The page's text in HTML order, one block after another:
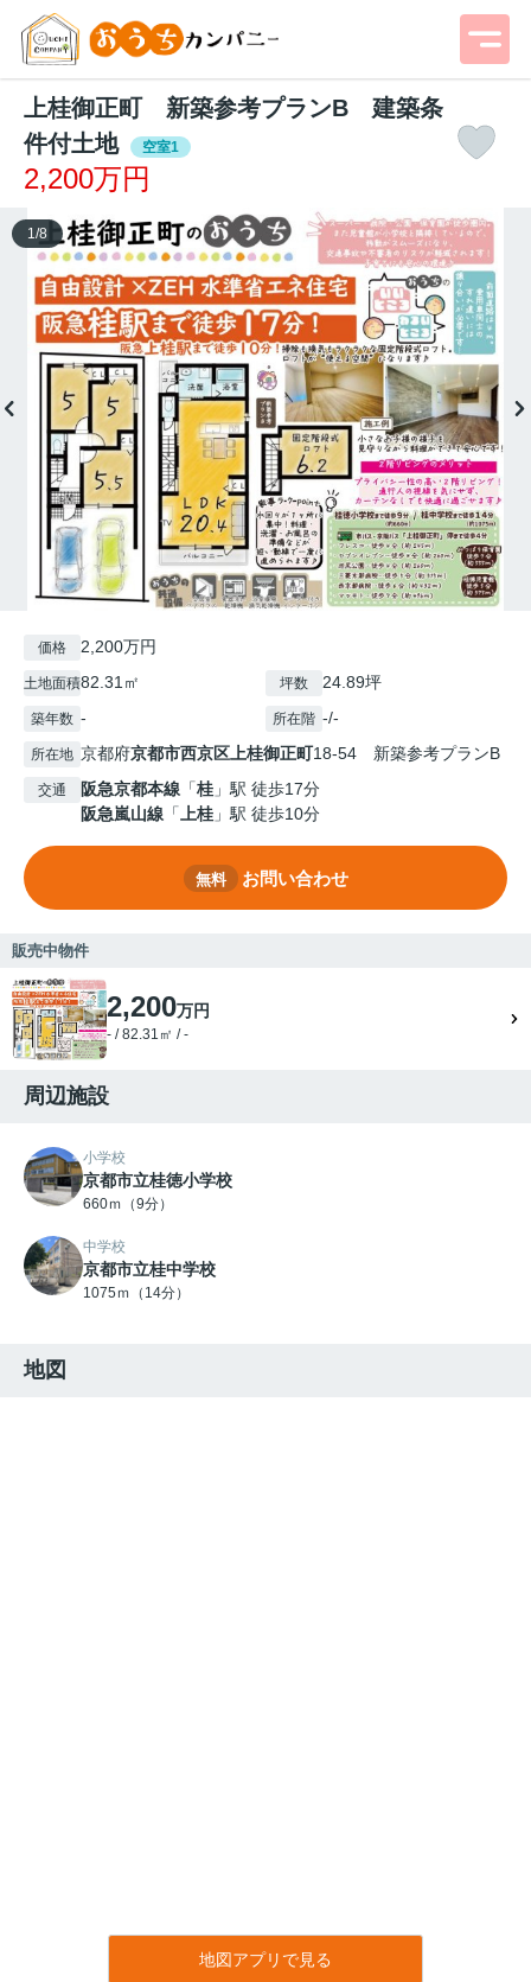
上桂御正町 新築参考プランB 建築条
件付土地
空室1
2,200万円
1 /8
価格 2,200万円
土地面積82.31㎡ 坪数 24.89坪
築年数 - 所在階 -/-
所在地 京都府京都市西京区 上桂御正町18-54 新築参考プランB
交通 阪急京都本線 「桂 」駅 徒歩17分
阪急嵐山線 「 上桂 」駅 徒歩10分
無料 お問い合わせ
販売中物件
2,200万円
- / 82.31㎡ / -
周辺施設
小学校
京都市立桂徳小学校
660ｍ（9分）
中学校
京都市立桂中学校
1075ｍ（14分）
地図
地図アプリで見る